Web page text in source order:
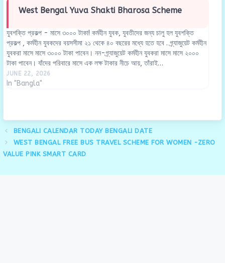
West Bengal Yuva Shakti Bharosa Scheme
যুবশক্তি প্রকল্প - মাসে ৩০০০ টাকা! কর্মহীন যুবক, যুবতীদের জন্য চালু হল যুবশক্তি
প্রকল্প , কর্মহীন যুবকদের বয়সসীমা ২১ থেকে ৪০ বছরের মধ্যে হতে হবে . গ্র্যাজুয়েট কর্মহীন
যুবকরা মাসে মাসে ৩০০০ টাকা পাবেন। নন-গ্র্যাজুয়েট কর্মহীন যুবকরা মাসে মাসে ২০০০
টাকা পাবেন। যাঁদের পরিবারে মাসে এক লক্ষ টাকার নীচে আয়, তাঁরাই…
JUNE 22, 2026
In "Bangla"
BENGALI CALENDAR TODAY BENGALI DATE
WEST BENGAL FREE BUS TRAVEL SCHEME FOR WOMEN -ZERO
VALUE PINK SMART CARD